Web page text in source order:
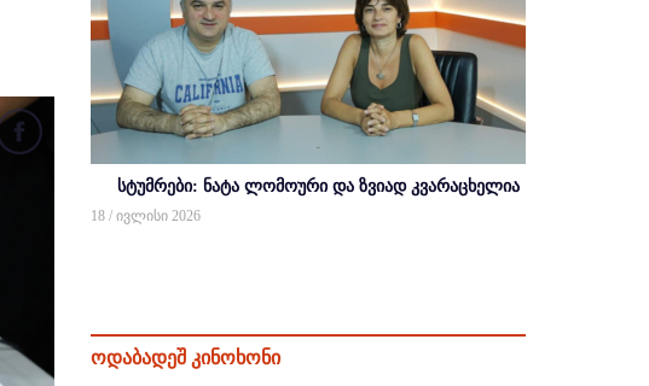
სტუმრები: ნატა ლომოური და ზვიად კვარაცხელია
18 / ივლისი 2026
ოდაბადეშ კინოხონი